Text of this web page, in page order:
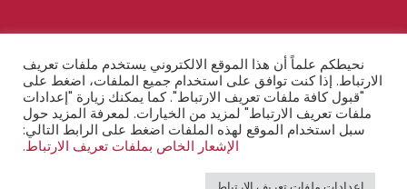
روابط سريعة
الأسئلة المتكرّرة
أحكام السريّة
نحيطكم علماً أن هذا الموقع الالكتروني يستخدم ملفات تعريف
الارتباط. إذا كنت توافق على استخدام جميع الملفات، اضغط على
"قبول كافة ملفات تعريف الارتباط". كما يمكنك زيارة "إعدادات
ملفات تعريف الارتباط" لمزيد من الخيارات. لمعرفة المزيد حول
سبل استخدام الموقع لهذه الملفات اضغط على الرابط التالي:
الإشعار الخاص بملفات تعريف الارتباط.